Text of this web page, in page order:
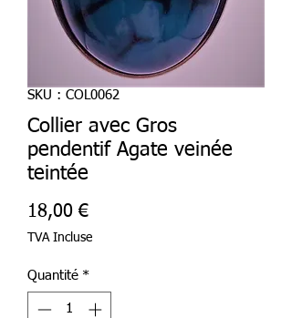
SKU : COL0062
Collier avec Gros
pendentif Agate veinée
teintée
18,00 €Prix
TVA Incluse
Quantité *